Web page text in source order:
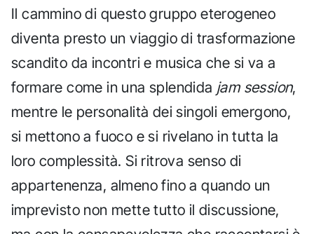
Il cammino di questo gruppo eterogeneo
diventa presto un viaggio di trasformazione
scandito da incontri e musica che si va a
formare come in una splendida jam session,
mentre le personalità dei singoli emergono,
si mettono a fuoco e si rivelano in tutta la
loro complessità. Si ritrova senso di
appartenenza, almeno fino a quando un
imprevisto non mette tutto il discussione,